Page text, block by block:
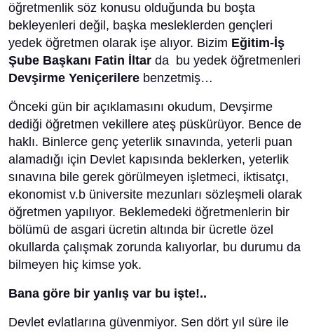
öğretmenlik söz konusu olduğunda bu boşta
bekleyenleri değil, başka mesleklerden gençleri
yedek öğretmen olarak işe alıyor. Bizim Eğitim-İş
Şube Başkanı Fatin İltar da bu yedek öğretmenleri
Devşirme Yeniçerilere benzetmiş…
Önceki gün bir açıklamasını okudum, Devşirme
dediği öğretmen vekillere ateş püskürüyor. Bence de
haklı. Binlerce genç yeterlik sınavında, yeterli puan
alamadığı için Devlet kapısında beklerken, yeterlik
sınavına bile gerek görülmeyen işletmeci, iktisatçı,
ekonomist v.b üniversite mezunları sözleşmeli olarak
öğretmen yapılıyor. Beklemedeki öğretmenlerin bir
bölümü de asgari ücretin altında bir ücretle özel
okullarda çalışmak zorunda kalıyorlar, bu durumu da
bilmeyen hiç kimse yok.
Bana göre bir yanlış var bu işte!..
Devlet evlatlarına güvenmiyor. Sen dört yıl süre ile